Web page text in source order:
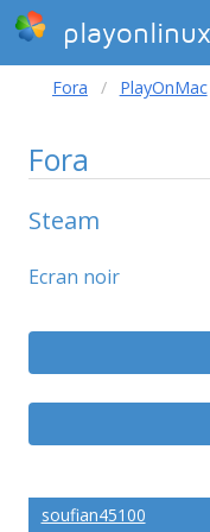
playonlinux
Fora PlayOnMac
Fora
Steam
Ecran noir
soufian45100